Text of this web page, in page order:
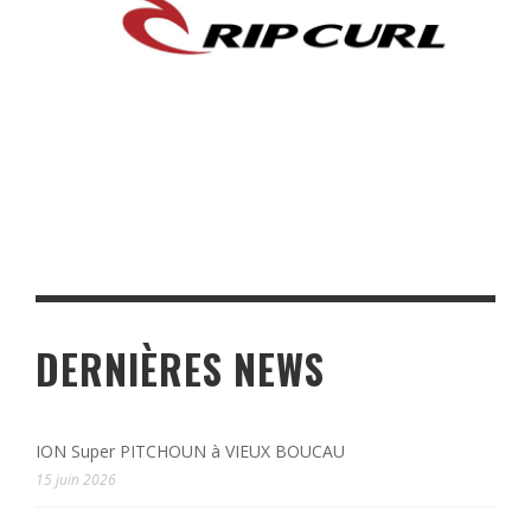
DERNIÈRES NEWS
ION Super PITCHOUN à VIEUX BOUCAU
15 juin 2026